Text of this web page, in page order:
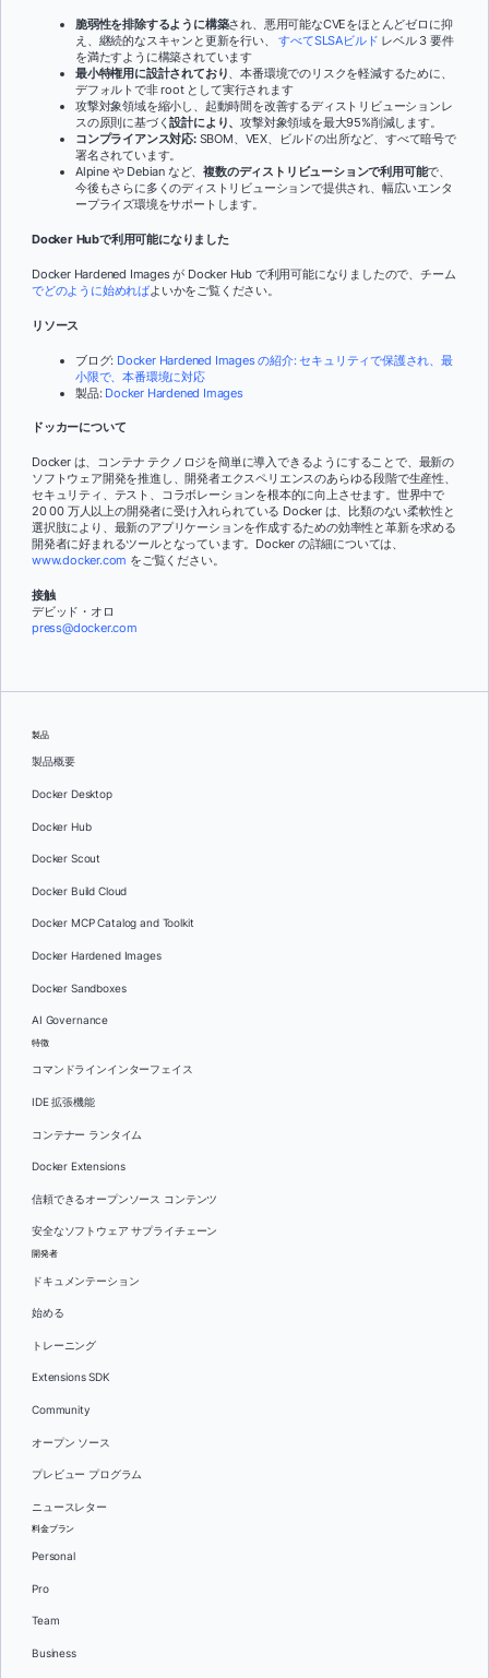
脆弱性を排除するように構築され、悪用可能なCVEをほとんどゼロに抑
え、継続的なスキャンと更新を行い、すべてSLSAビルド レベル 3 要件
を満たすように構築されています
最小特権用に設計されており、本番環境でのリスクを軽減するために、
デフォルトで非 root として実行されます
攻撃対象領域を縮小し、起動時間を改善するディストリビューションレ
スの原則に基づく設計により、攻撃対象領域を最大95%削減します。
コンプライアンス対応: SBOM、VEX、ビルドの出所など、すべて暗号で
署名されています。
Alpine や Debian など、複数のディストリビューションで利用可能で、
今後もさらに多くのディストリビューションで提供され、幅広いエンタ
ープライズ環境をサポートします。
Docker Hubで利用可能になりました
Docker Hardened Images が Docker Hub で利用可能になりましたので、チーム
でどのように始めればよいかをご覧ください。
リソース
ブログ: Docker Hardened Images の紹介: セキュリティで保護され、最
小限で、本番環境に対応
製品: Docker Hardened Images
ドッカーについて
Docker は、コンテナ テクノロジを簡単に導入できるようにすることで、最新の
ソフトウェア開発を推進し、開発者エクスペリエンスのあらゆる段階で生産性、
セキュリティ、テスト、コラボレーションを根本的に向上させます。世界中で
20 00 万人以上の開発者に受け入れられている Docker は、比類のない柔軟性と
選択肢により、最新のアプリケーションを作成するための効率性と革新を求める
開発者に好まれるツールとなっています。Docker の詳細については、
www.docker.com をご覧ください。
接触
デビッド・オロ
press@docker.com
製品
製品概要
Docker Desktop
Docker Hub
Docker Scout
Docker Build Cloud
Docker MCP Catalog and Toolkit
Docker Hardened Images
Docker Sandboxes
AI Governance
特徴
コマンドラインインターフェイス
IDE 拡張機能
コンテナー ランタイム
Docker Extensions
信頼できるオープンソース コンテンツ
安全なソフトウェア サプライチェーン
開発者
ドキュメンテーション
始める
トレーニング
Extensions SDK
Community
オープン ソース
プレビュー プログラム
ニュースレター
料金プラン
Personal
Pro
Team
Business